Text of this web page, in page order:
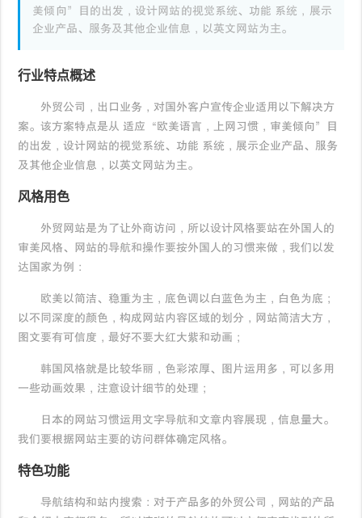
美倾向”目的出发，设计网站的视觉系统、功能 系统，展示
企业产品、服务及其他企业信息，以英文网站为主。
行业特点概述
外贸公司，出口业务，对国外客户宣传企业适用以下解决方
案。该方案特点是从 适应“欧美语言，上网习惯，审美倾向”目
的出发，设计网站的视觉系统、功能 系统，展示企业产品、服务
及其他企业信息，以英文网站为主。
风格用色
外贸网站是为了让外商访问，所以设计风格要站在外国人的
审美风格、网站的导航和操作要按外国人的习惯来做，我们以发
达国家为例：
欧美以简洁、稳重为主，底色调以白蓝色为主，白色为底；
以不同深度的颜色，构成网站内容区域的划分，网站简洁大方，
图文要有可信度，最好不要大红大紫和动画；
韩国风格就是比较华丽，色彩浓厚、图片运用多，可以多用
一些动画效果，注意设计细节的处理；
日本的网站习惯运用文字导航和文章内容展现，信息量大。
我们要根据网站主要的访问群体确定风格。
特色功能
导航结构和站内搜索：对于产品多的外贸公司，网站的产品